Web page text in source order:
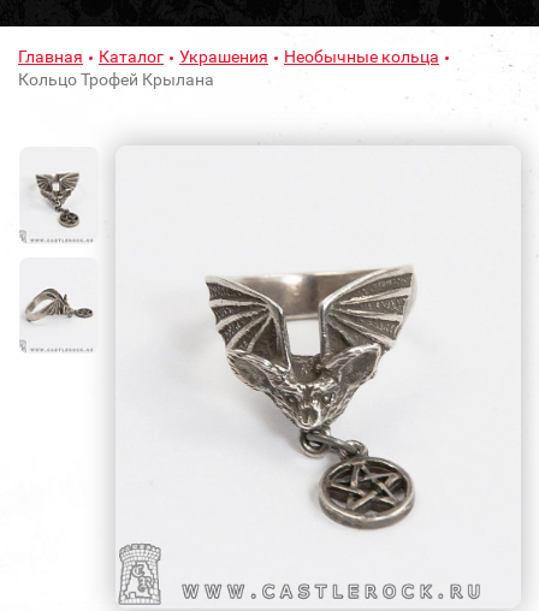
Главная Каталог Украшения
Необычные кольца
Кольцо Трофей Крылана